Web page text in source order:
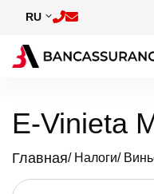
Skip to main content
RU
E-Vinieta
Главная Налоги